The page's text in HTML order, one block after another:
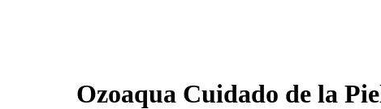
Ozoaqua Cuidado de la